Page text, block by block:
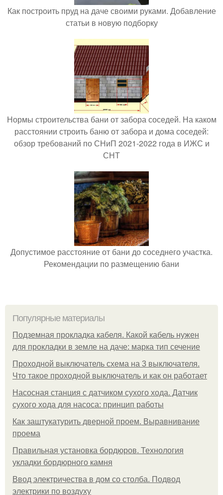
Как построить пруд на даче своими руками. Добавление
статьи в новую подборку
Нормы строительства бани от забора соседей. На каком
расстоянии строить баню от забора и дома соседей:
обзор требований по СНиП 2021-2022 года в ИЖС и
СНТ
Допустимое расстояние от бани до соседнего участка.
Рекомендации по размещению бани
Популярные материалы
Подземная прокладка кабеля. Какой кабель нужен
для прокладки в земле на даче: марка тип сечение
Проходной выключатель схема на 3 выключателя.
Что такое проходной выключатель и как он работает
Насосная станция с датчиком сухого хода. Датчик
сухого хода для насоса: принцип работы
Как заштукатурить дверной проем. Выравнивание
проема
Правильная установка бордюров. Технология
укладки бордюрного камня
Ввод электричества в дом со столба. Подвод
электрики по воздуху